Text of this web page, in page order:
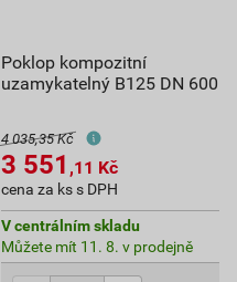
Poklop kompozitní
uzamykatelný B125 DN 600
4 035,35 Kč
3 551 ,11 Kč
cena za ks s DPH
V centrálním skladu
Můžete mít 11. 8. v prodejně